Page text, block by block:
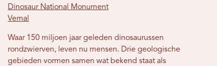
Dinosaur National Monument
Vernal
Waar 150 miljoen jaar geleden dinosaurussen
rondzwierven, leven nu mensen. Drie geologische
gebieden vormen samen wat bekend staat als